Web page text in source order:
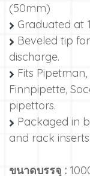
(50mm)
Graduated at
Beveled tip
discharge.
Fits
Finnpipette,
pipettors.
Packaged in
and rack inserts.
ขนาดบรรจุ :